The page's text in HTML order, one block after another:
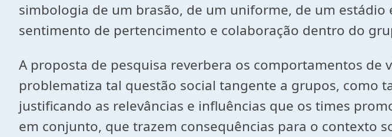
simbologia de um brasão, de um uniforme, de um
sentimento de pertencimento e colaboração dentro do
A proposta de pesquisa reverbera os comportamentos de
problematiza tal questão social tangente a grupos, como
justificando as relevâncias e influências que os times
em conjunto, que trazem consequências para o contexto